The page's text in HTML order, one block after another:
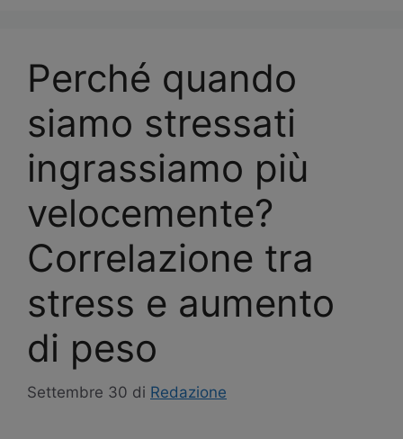
Perché quando
siamo stressati
ingrassiamo più
velocemente?
Correlazione tra
stress e aumento
di peso
Settembre 30 di Redazione